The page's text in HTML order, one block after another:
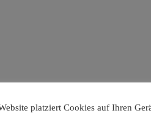
platziert Cookies auf Ihren